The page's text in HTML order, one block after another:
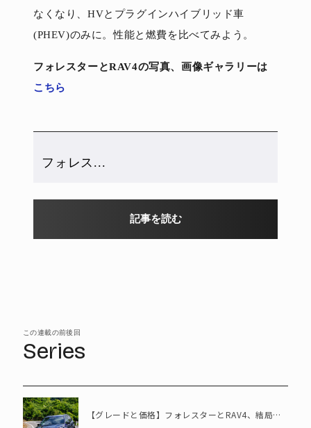
なくなり、HVとプラグインハイブリッド車
(PHEV)のみに。性能と燃費を比べてみよう。
フォレスターとRAV4の写真、画像ギャラリーは
こちら
フォレス...
記事を読む
この連載の前後回
Series
【グレードと価格】フォレスターとRAV4、結局どれを買うべきか